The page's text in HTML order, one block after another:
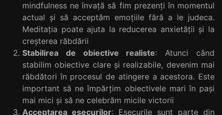
mindfulness ne învață să fim prezenți în momentul
actual și să acceptăm emoțiile fără a le judeca.
Meditația poate ajuta la reducerea anxietății și la
creșterea răbdării
Stabilirea de obiective realiste: Atunci când
stabilim obiective clare și realizabile, devenim mai
răbdători în procesul de atingere a acestora. Este
important să ne împărțim obiectivele mari în pași
mai mici și să ne celebrăm micile victorii
Acceptarea eșecurilor: Eșecurile sunt parte din